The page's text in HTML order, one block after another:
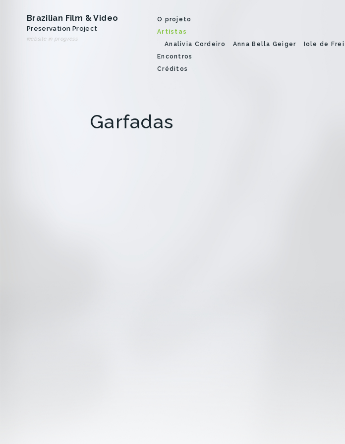
Brazilian Film & Video
Preservation Project
website in progress
O projeto
Artistas
Analivia Cordeiro
Anna Bella Geiger Iole de
Encontros
Créditos
Garfadas